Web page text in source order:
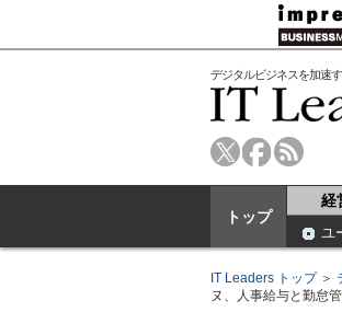
デジタルビジネスを加速
トップ
経
ユ
IT Leaders トップ＞
ヌ、人事給与と勤怠